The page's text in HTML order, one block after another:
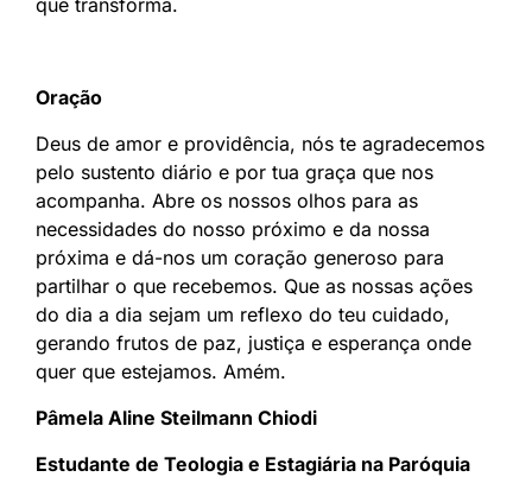
Oração
Deus de amor e providência, nós te agradecemos
pelo sustento diário e por tua graça que nos
acompanha. Abre os nossos olhos para as
necessidades do nosso próximo e da nossa
próxima e dá-nos um coração generoso para
partilhar o que recebemos. Que as nossas ações
do dia a dia sejam um reflexo do teu cuidado,
gerando frutos de paz, justiça e esperança onde
quer que estejamos. Amém.
Pâmela Aline Steilmann Chiodi
Estudante de Teologia e Estagiária na Paróquia